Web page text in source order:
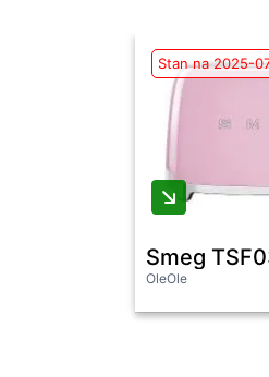
Stan na 2025-
Smeg
OleOle